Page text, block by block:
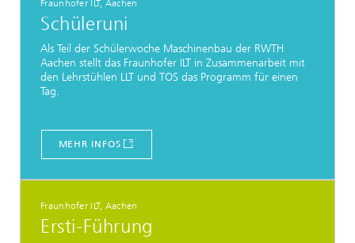
Fraunhofer ILT, Aachen
Schüleruni
Als Teil der Schülerwoche Maschinenbau der RWTH
Aachen stellt das Fraunhofer ILT in Zusammenarbeit mit
den Lehrstühlen LLT und TOS das Programm für einen
Tag.
MEHR INFOS
Fraunhofer ILT, Aachen
Ersti-Führung